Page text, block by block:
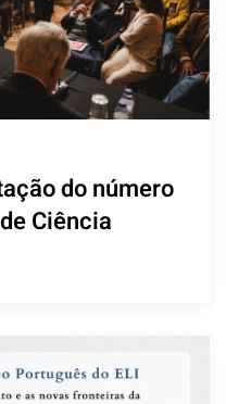
do número
Ciência